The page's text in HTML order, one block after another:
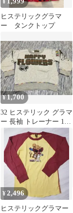
¥
ヒステリックグラマ
ー タンクトップ
¥1,700
32 ヒステリック グラマ
ー 長袖 トレーナー 100
サイズ 子供服
¥2,496
ヒステリックグラマー